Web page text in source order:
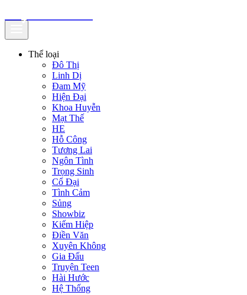
Thể loại
Đô Thị
Linh Dị
Đam Mỹ
Hiện Đại
Khoa Huyễn
Mạt Thế
HE
Hỗ Công
Tương Lai
Ngôn Tình
Trọng Sinh
Cổ Đại
Tình Cảm
Sủng
Showbiz
Kiếm Hiệp
Điền Văn
Xuyên Không
Gia Đấu
Truyện Teen
Hài Hước
Hệ Thống